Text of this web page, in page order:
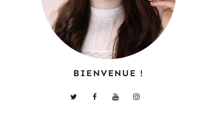
BIENVENUE !